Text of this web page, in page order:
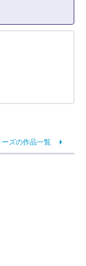
ーズの作品一覧